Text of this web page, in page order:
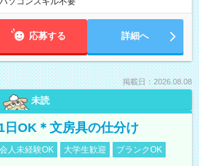
応募する 詳細へ
掲載日：2026.08.08
未読
日OK＊文房具の仕分け
人未経験OK 大学生歓迎
ブランクOK